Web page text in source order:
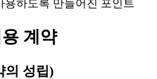
용하도록 만들어진 포인트
계약
의 성립)